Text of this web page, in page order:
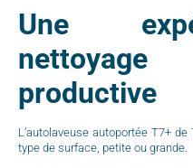
Une
productive
L’autolaveuse autoportée T7+
type de surface, petite ou grande.